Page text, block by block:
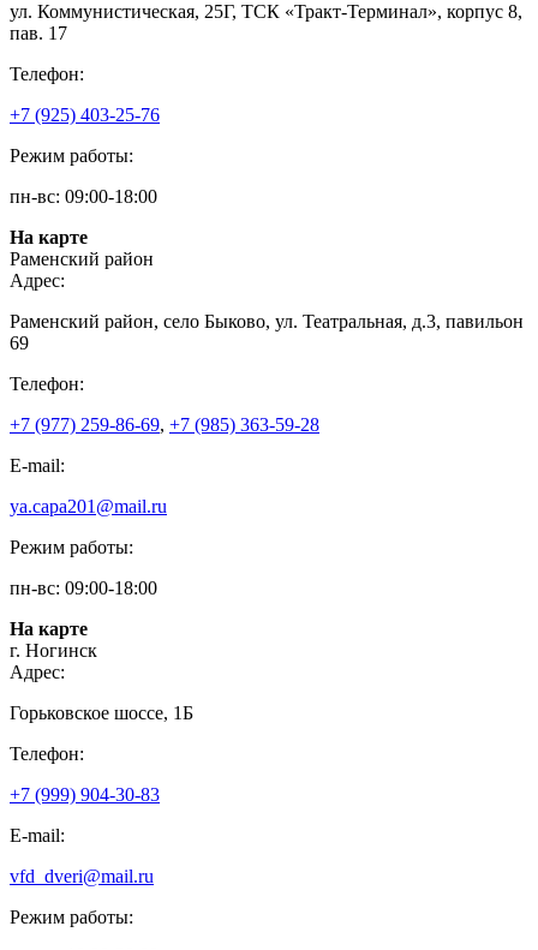
ул. Коммунистическая, 25Г, ТСК «Тракт-Терминал», корпус 8,
пав. 17
Телефон:
+7 (925) 403-25-76
Режим работы:
пн-вс: 09:00-18:00
На карте
Раменский район
Адрес:
Раменский район, село Быково, ул. Театральная, д.3, павильон
69
Телефон:
+7 (977) 259-86-69, +7 (985) 363-59-28
E-mail:
ya.capa201@mail.ru
Режим работы:
пн-вс: 09:00-18:00
На карте
г. Ногинск
Адрес:
Горьковское шоссе, 1Б
Телефон:
+7 (999) 904-30-83
E-mail:
vfd_dveri@mail.ru
Режим работы: